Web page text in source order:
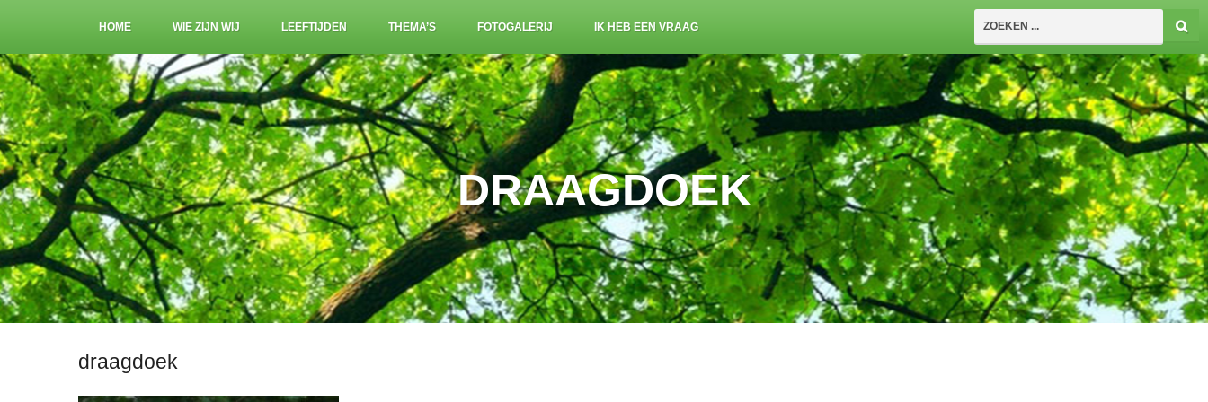
HOME WIE ZIJN WIJ LEEFTIJDEN THEMA’S FOTOGALERIJ IK HEB EEN VRAAG
DRAAGDOEK
draagdoek